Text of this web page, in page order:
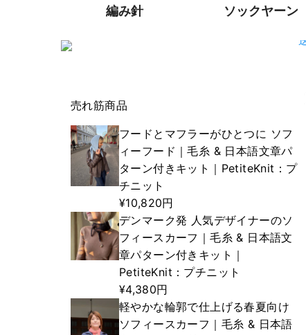
編み針 ソックヤーン
売れ筋商品
フードとマフラーがひとつに ソフ
ィーフード｜毛糸 & 日本語文章パ
ターン付きキット｜PetiteKnit：プ
チニット
¥10,820円
デンマーク発 人気デザイナーのソ
フィースカーフ｜毛糸 & 日本語文
章パターン付きキット｜
PetiteKnit：プチニット
¥4,380円
軽やかな輪郭で仕上げる春夏向け
ソフィースカーフ｜毛糸 & 日本語